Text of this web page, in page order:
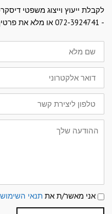
לקבלת ייעוץ וייצוג משפטי
- 072-3924741 או מלא את פרטיך בטופס הבא:
שם
מלא
דואר
אלקטרוני
טלפון
ליצירת
קשר
ההודעה
שלך
תנאי
שימוש
ומדיניות
אני מאשר/ת את תנאי השימוש